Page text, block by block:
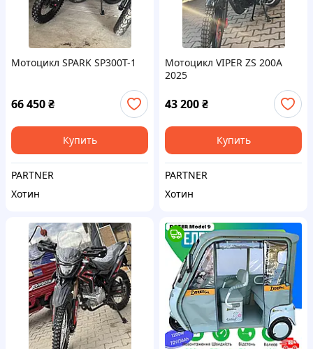
Мотоцикл SPARK SP300T-1
66 450₴
Купить
PARTNER
Хотин
Мотоцикл VIPER ZS 200A
2025
43 200₴
Купить
PARTNER
Хотин